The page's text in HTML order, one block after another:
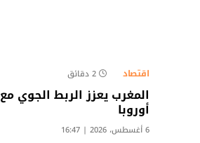
اقتصاد 2 دقائق
المغرب يعزز الربط الجوي مع
أوروبا
6 أغسطس، 2026 | 16:47